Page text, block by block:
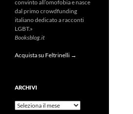
convinto all’omofobia e nasce
dal primo crowdfunding
italiano dedicato a racconti
LGBT.»
Booksblog.it
Acquista su Feltrinelli →
ARCHIVI
Archivi